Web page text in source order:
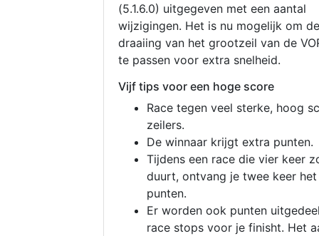
(5.1.6.0) uitgegeven met een aantal
wijzigingen. Het is nu mogelijk om de
draaiing van het grootzeil van de
te passen voor extra snelheid.
Vijf tips voor een hoge score
Race tegen veel sterke, hoog
zeilers.
De winnaar krijgt extra punten.
Tijdens een race die vier keer
duurt, ontvang je twee keer
punten.
Er worden ook punten
race stops voor je finisht. Het